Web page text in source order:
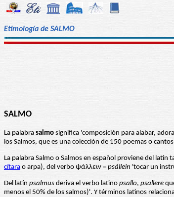
Etimología de SALMO
SALMO
La palabra salmo
los Salmos, que es una colección de 150 poemas o
La palabra Salmo o Salmos en español proviene del latín
cítara o arpa), del verbo ψάλλειν = psállein 'tocar un
Del latín psalmus deriva el verbo latino psallo, psallere
menos el 50% de los salmos)'. Y términos latinos